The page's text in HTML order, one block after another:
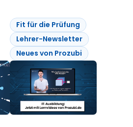
Fit für die Prüfung
Lehrer-Newsletter
Neues von Prozubi